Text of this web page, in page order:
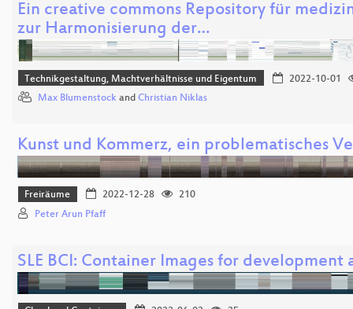
Ein creative commons Repository für
zur Harmonisierung der…
Technikgestaltung, Machtverhältnisse und Eigentum
2022-10-01
Max Blumenstock and Christian Niklas
Kunst und Kommerz, ein problematisches
Freiräume 2022-12-28
210
Peter Arun Pfaff
SLE BCI: Container Images for